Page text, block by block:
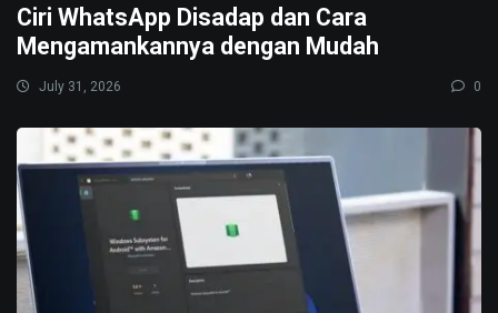
Ciri WhatsApp Disadap dan Cara
Mengamankannya dengan Mudah
July 31, 2026 0